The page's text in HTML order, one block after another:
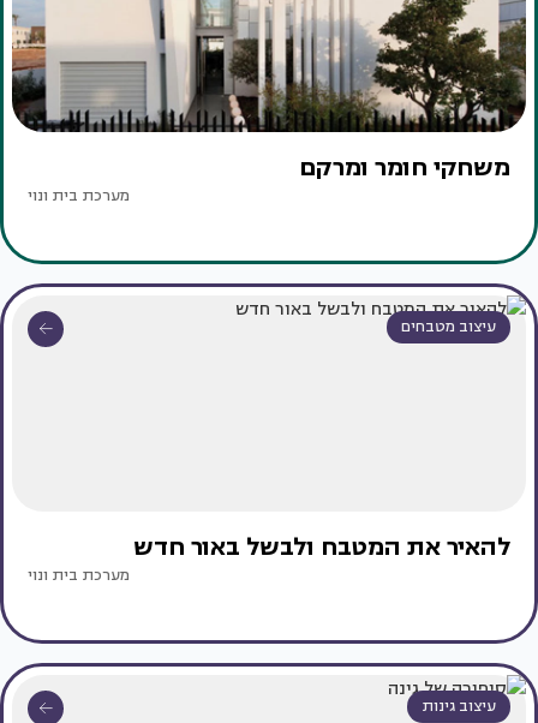
משחקי חומר ומרקם
מערכת בית ונוי
עיצוב מטבחים
להאיר את המטבח ולבשל באור חדש
מערכת בית ונוי
עיצוב גינות